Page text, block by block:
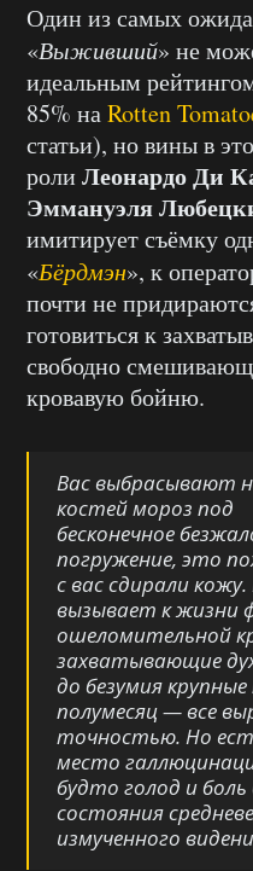
Один из самых
«Выживший» не
идеальным
85% наRotten
статьи), но вины в
роли Леонардо Ди
Эммануэля
имитирует съёмку
«Бёрдмэн», к
почти не
готовиться к
свободно
кровавую бойню.
Вас выбрасывают
костей мороз под
бесконечное
погружение, это
с вас сдирали
вызывает к жизни
ошеломительной
захватывающие
до безумия
полумесяц — все
точностью. Но
место
будто голод и боль
состояния
измученного